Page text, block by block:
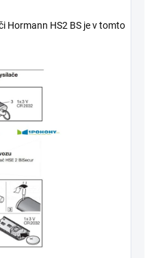
Hormann HS2 BS je v tomto